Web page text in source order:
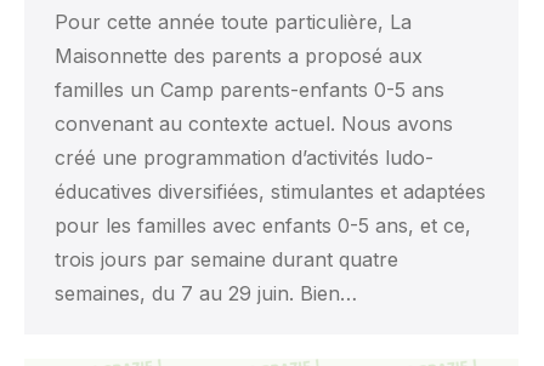
Pour cette année toute particulière, La
Maisonnette des parents a proposé aux
familles un Camp parents-enfants 0-5 ans
convenant au contexte actuel. Nous avons
créé une programmation d’activités ludo-
éducatives diversifiées, stimulantes et adaptées
pour les familles avec enfants 0-5 ans, et ce,
trois jours par semaine durant quatre
semaines, du 7 au 29 juin. Bien…